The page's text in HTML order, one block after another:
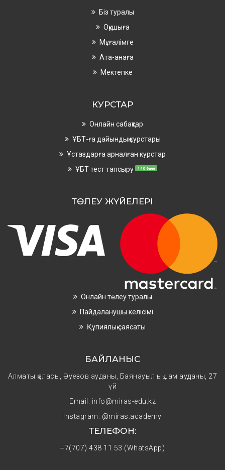
Біз туралы
Оқушыға
Мұғалімге
Ата-анаға
Мектепке
КУРСТАР
Онлайн сабақтар
ҰБТ-ға дайындық курстары
Ұстаздарға арналған курстар
ҰБТ тест тапсыру 140 балл
ТӨЛЕУ ЖҮЙЕЛЕРІ
Онлайн төлеу туралы
Пайдаланушы келісімі
Құпиялық саясаты
БАЙЛАНЫС
Алматы қаласы, Әуезов ауданы, Баянауыл ықшам ауданы, 27
үй
Email: info@miras-edu.kz
Instagram: @miras.academy
ТЕЛЕФОН:
+7(707) 438 11 53 (WhatsApp)